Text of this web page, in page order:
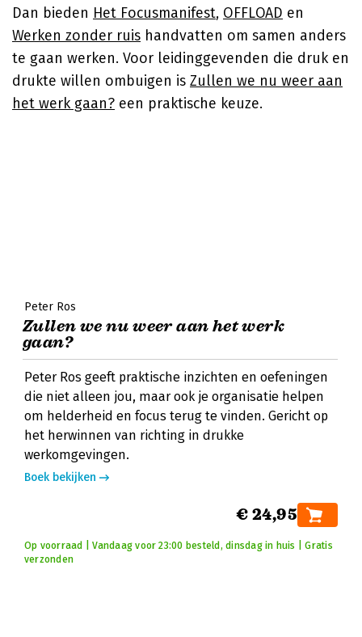
Dan bieden Het Focusmanifest, OFFLOAD en
Werken zonder ruis handvatten om samen anders
te gaan werken. Voor leidinggevenden die druk en
drukte willen ombuigen is Zullen we nu weer aan
het werk gaan? een praktische keuze.
Peter Ros
Zullen we nu weer aan het werk
gaan?
Peter Ros geeft praktische inzichten en oefeningen
die niet alleen jou, maar ook je organisatie helpen
om helderheid en focus terug te vinden. Gericht op
het herwinnen van richting in drukke
werkomgevingen.
Boek bekijken
€ 24,95
Op voorraad | Vandaag voor 23:00 besteld, dinsdag in huis | Gratis
verzonden